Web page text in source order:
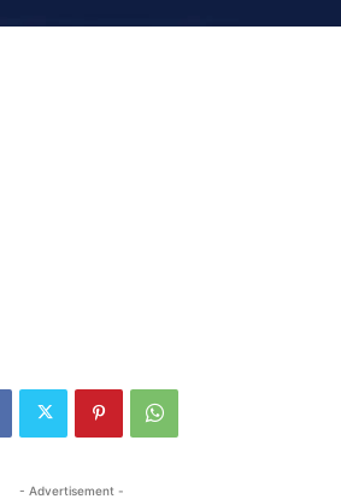
- Advertisement -